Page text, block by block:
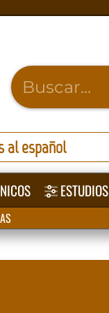
al español
ESTUDIOS